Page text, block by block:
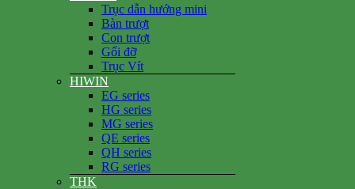
Trục dẫn hướng mini
Bàn trượt
Con trượt
Gối đỡ
Trục Vít
HIWIN
EG series
HG series
MG series
QE series
QH series
RG series
THK